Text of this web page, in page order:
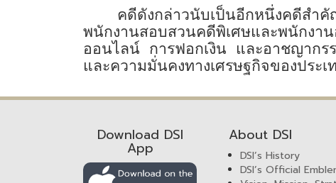
คดีดังกล่าวนับเป็นอีกหนึ่งคดีสำคั
พนักงานสอบสวนคดีพิเศษและพนัก
ออนไลน์ การฟอกเงิน และอาชญากร
และความมั่นคงทางเศรษฐกิจของประเ
Download DSI
App
About DSI
DSI’s History
DSI’s Official